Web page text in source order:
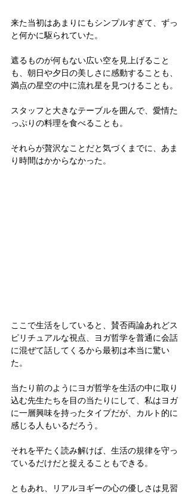
来た当初はあまりにもシンプルすぎて、ずっ
と何かに駆られていた。
遮るものが何もない広い空を見上げること
も、朝日や夕日の美しさに感動することも、
満点の星空の中に流れ星を見つけることも。
スタッフと大きなテーブルを囲んで、愛情た
っぷりの料理を食べることも。
それらが贅沢なことだと気づくまでに、あま
り時間はかからなかった。
ここで生活をしていると、賛否両論あれどス
ピリチュアルな視点、ヨガ哲学を普通に会話
に混ぜて話してくるから最初は本当に驚い
た。
当たり前のようにヨガ哲学を生活の中に取り
込む先生たちを目の当たりにして、私はヨガ
に一層興味を持ったタイプだが、カルト的に
感じる人もいるだろう。
それを平たく読み解けば、生活の規律を守っ
ているだけだと捉えることもできる。
ともあれ、リアルヨギーの心の優しさは見習